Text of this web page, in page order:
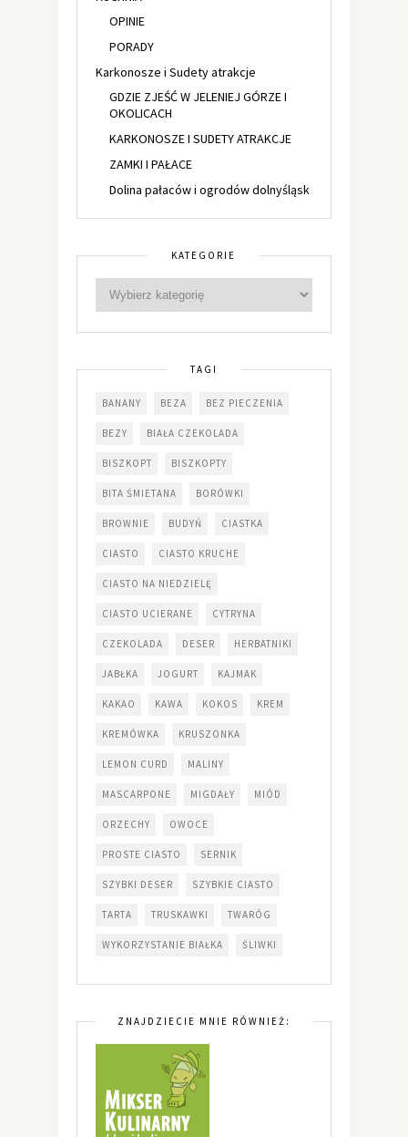
OPINIE
PORADY
Karkonosze i Sudety atrakcje
GDZIE ZJEŚĆ W JELENIEJ GÓRZE I
OKOLICACH
KARKONOSZE I SUDETY ATRAKCJE
ZAMKI I PAŁACE
Dolina pałaców i ogrodów dolnyśląsk
KATEGORIE
TAGI
BANANY BEZA BEZ PIECZENIA
BEZY BIAŁA CZEKOLADA
BISZKOPT BISZKOPTY
BITA ŚMIETANA BORÓWKI
BROWNIE BUDYŃ CIASTKA
CIASTO CIASTO KRUCHE
CIASTO NA NIEDZIELĘ
CIASTO UCIERANE CYTRYNA
CZEKOLADA DESER HERBATNIKI
JABŁKA JOGURT KAJMAK
KAKAO KAWA KOKOS KREM
KREMÓWKA KRUSZONKA
LEMON CURD MALINY
MASCARPONE MIGDAŁY MIÓD
ORZECHY OWOCE
PROSTE CIASTO SERNIK
SZYBKI DESER SZYBKIE CIASTO
TARTA TRUSKAWKI TWARÓG
WYKORZYSTANIE BIAŁKA ŚLIWKI
ZNAJDZIECIE MNIE RÓWNIEŻ: